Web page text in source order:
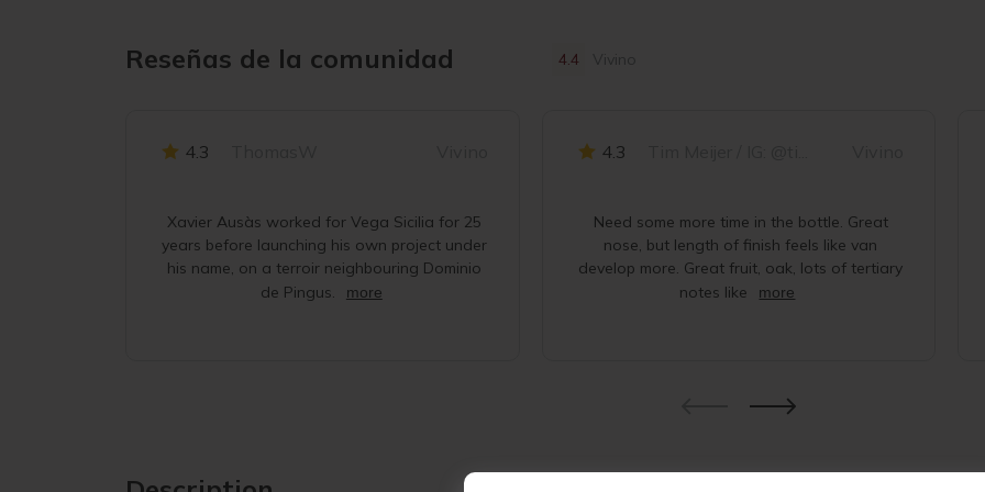
Reseñas de la comunidad 4.4 Vivino
4.3
Xavier Ausàs worked for Vega Sicilia for 25
years before launching his own project under
his name, on a terroir neighbouring Dominio
de Pingus.
more
4.3
Need some more time in the bottle. Great
nose, but length of finish feels like van
develop more. Great fruit, oak, lots of tertiary
notes like
more